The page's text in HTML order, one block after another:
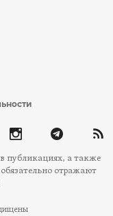
публикациях, а также
отражают